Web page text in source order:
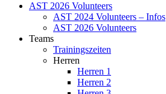
AST 2026 Volunteers
AST 2024 Volunteers – Infos
AST 2026 Volunteers
Teams
Trainingszeiten
Herren
Herren 1
Herren 2